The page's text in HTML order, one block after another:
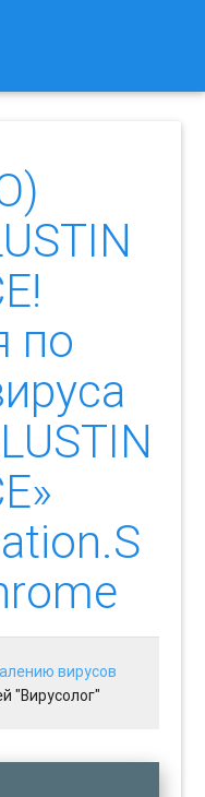
по
вирусов
"Вирусолог"